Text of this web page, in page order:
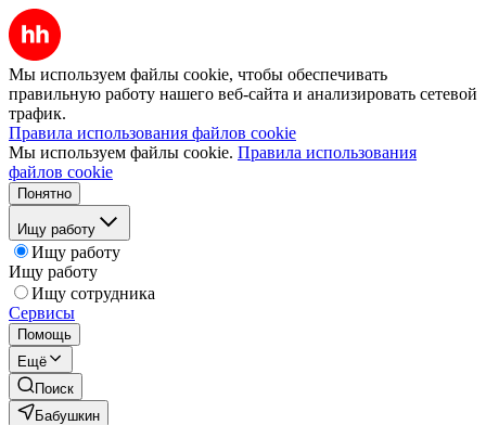
Мы используем файлы cookie, чтобы обеспечивать
правильную работу нашего веб-сайта и анализировать сетевой
трафик.
Правила использования файлов cookie
Мы используем файлы cookie. Правила использования
файлов cookie
Понятно
Ищу работу
Ищу работу
Ищу работу
Ищу сотрудника
Сервисы
Помощь
Ещё
Поиск
Бабушкин